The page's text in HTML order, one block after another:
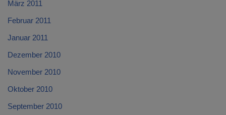
März 2011
Februar 2011
Januar 2011
Dezember 2010
November 2010
Oktober 2010
September 2010